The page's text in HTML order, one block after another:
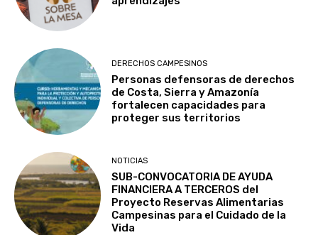
DERECHOS CAMPESINOS
Personas defensoras de derechos
de Costa, Sierra y Amazonía
fortalecen capacidades para
proteger sus territorios
NOTICIAS
SUB-CONVOCATORIA DE AYUDA
FINANCIERA A TERCEROS del
Proyecto Reservas Alimentarias
Campesinas para el Cuidado de la
Vida